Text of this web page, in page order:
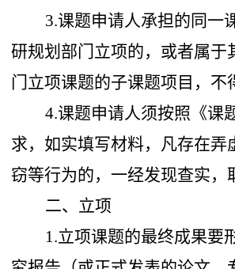
3.课题申请人承担的同一
研规划部门立项的，或者属于
门立项课题的子课题项目，不
4.课题申请人须按照《课
求，如实填写材料，凡存在弄
窃等行为的，一经发现查实，
二、立项
1.立项课题的最终成果要